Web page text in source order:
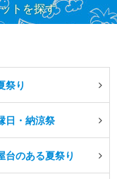
トを探す
祭り
日・納涼祭
台のある夏祭り